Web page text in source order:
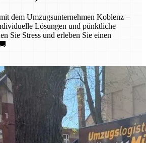
dem Umzugsunternehmen Koblenz –
Lösungen und pünktliche
Sie Stress und erleben Sie einen